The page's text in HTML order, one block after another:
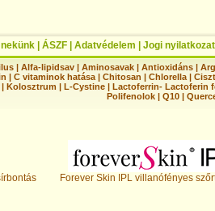
nekünk ÁSZF Adatvédelem Jogi nyilatkozat
|Alfa-lipidsav |Aminosavak |Antioxidáns |
| C vitaminok hatása | Chitosan | Chlorella |
| Kolosztrum | L-Cystine | Lactoferrin- Lactoferin
Polifenolok |Q10 |
Forever Skin IPL villanófényes